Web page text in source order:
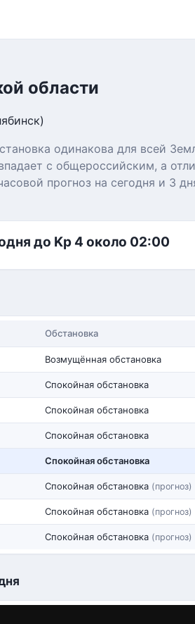
области
одинакова для всей
с общероссийским, а
прогноз на сегодня и 3
до Kp 4 около 02:00
Обстановка
Возмущённая обстановка
Спокойная обстановка
Спокойная обстановка
Спокойная обстановка
Спокойная обстановка
Спокойная обстановка (прогноз)
Спокойная обстановка (прогноз)
Спокойная обстановка (прогноз)